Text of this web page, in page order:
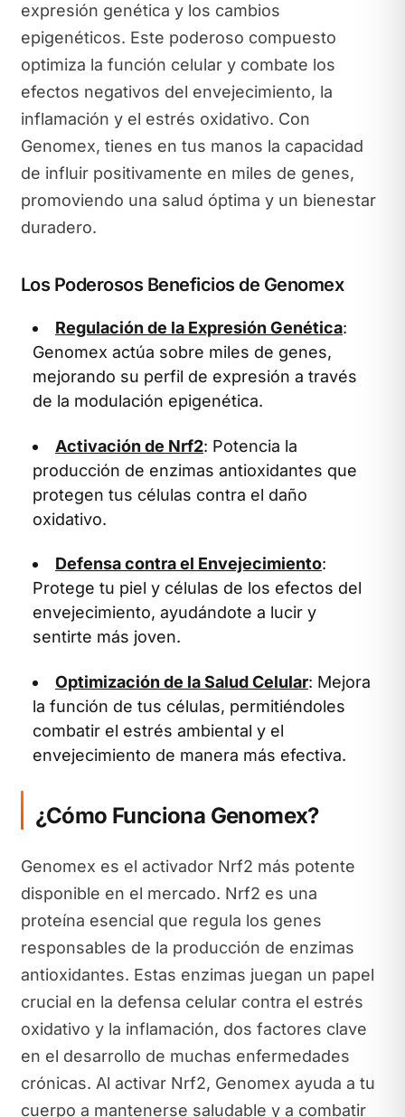
expresión genética y los cambios
epigenéticos. Este poderoso compuesto
optimiza la función celular y combate los
efectos negativos del envejecimiento, la
inflamación y el estrés oxidativo. Con
Genomex, tienes en tus manos la capacidad
de influir positivamente en miles de genes,
promoviendo una salud óptima y un bienestar
duradero.
Los Poderosos Beneficios de Genomex
Regulación de la Expresión Genética:
Genomex actúa sobre miles de genes,
mejorando su perfil de expresión a través
de la modulación epigenética.
Activación de Nrf2: Potencia la
producción de enzimas antioxidantes que
protegen tus células contra el daño
oxidativo.
Defensa contra el Envejecimiento:
Protege tu piel y células de los efectos del
envejecimiento, ayudándote a lucir y
sentirte más joven.
Optimización de la Salud Celular: Mejora
la función de tus células, permitiéndoles
combatir el estrés ambiental y el
envejecimiento de manera más efectiva.
¿Cómo Funciona Genomex?
Genomex es el activador Nrf2 más potente
disponible en el mercado. Nrf2 es una
proteína esencial que regula los genes
responsables de la producción de enzimas
antioxidantes. Estas enzimas juegan un papel
crucial en la defensa celular contra el estrés
oxidativo y la inflamación, dos factores clave
en el desarrollo de muchas enfermedades
crónicas. Al activar Nrf2, Genomex ayuda a tu
cuerpo a mantenerse saludable y a combatir